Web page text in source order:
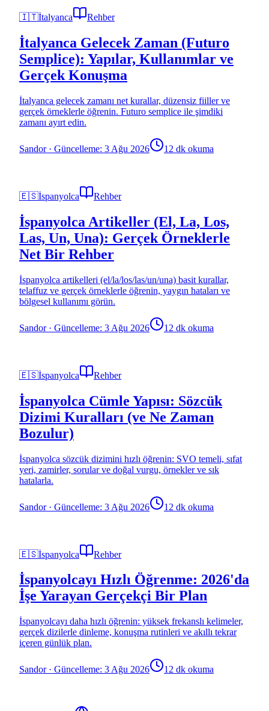
🇮🇹İtalyanca Rehber
İtalyanca Gelecek Zaman (Futuro
Semplice): Yapılar, Kullanımlar ve
Gerçek Konuşma
İtalyanca gelecek zamanı net kurallar, düzensiz fiiller ve
gerçek örneklerle öğrenin. Futuro semplice ile şimdiki
zamanı ayırt edin.
Sandor· Güncelleme: 3 Ağu 2026 12 dk okuma
🇪🇸İspanyolca Rehber
İspanyolca Artikeller (El, La, Los,
Las, Un, Una): Gerçek Örneklerle
Net Bir Rehber
İspanyolca artikelleri (el/la/los/las/un/una) basit kurallar,
telaffuz ve gerçek örneklerle öğrenin, yaygın hataları ve
bölgesel kullanımı görün.
Sandor· Güncelleme: 3 Ağu 2026 12 dk okuma
🇪🇸İspanyolca Rehber
İspanyolca Cümle Yapısı: Sözcük
Dizimi Kuralları (ve Ne Zaman
Bozulur)
İspanyolca sözcük dizimini hızlı öğrenin: SVO temeli, sıfat
yeri, zamirler, sorular ve doğal vurgu, örnekler ve sık
hatalarla.
Sandor· Güncelleme: 3 Ağu 2026 12 dk okuma
🇪🇸İspanyolca Rehber
İspanyolcayı Hızlı Öğrenme: 2026'da
İşe Yarayan Gerçekçi Bir Plan
İspanyolcayı daha hızlı öğrenin: yüksek frekanslı kelimeler,
gerçek dizilerle dinleme, konuşma rutinleri ve akıllı tekrar
içeren günlük plan.
Sandor· Güncelleme: 3 Ağu 2026 12 dk okuma